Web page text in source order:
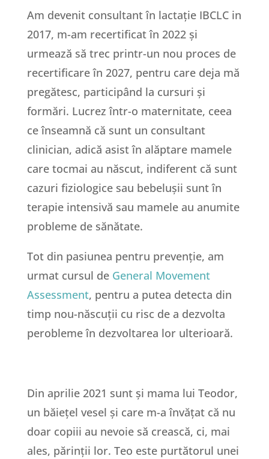
Am devenit consultant în lactație IBCLC in
2017, m-am recertificat în 2022 și
urmează să trec printr-un nou proces de
recertificare în 2027, pentru care deja mă
pregătesc, participând la cursuri și
formări. Lucrez într-o maternitate, ceea
ce înseamnă că sunt un consultant
clinician, adică asist în alăptare mamele
care tocmai au născut, indiferent că sunt
cazuri fiziologice sau bebelușii sunt în
terapie intensivă sau mamele au anumite
probleme de sănătate.
Tot din pasiunea pentru prevenție, am
urmat cursul deGeneral Movement
Assessment, pentru a putea detecta din
timp nou-născuții cu risc de a dezvolta
perobleme în dezvoltarea lor ulterioară.
Din aprilie 2021 sunt și mama lui Teodor,
un băiețel vesel și care m-a învățat că nu
doar copiii au nevoie să crească, ci, mai
ales, părinții lor. Teo este purtătorul unei